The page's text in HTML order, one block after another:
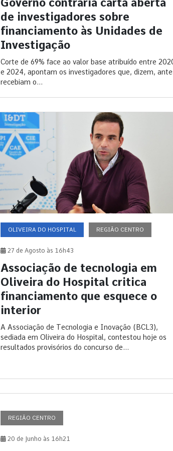
de investigadores sobre
financiamento às Unidades de
Investigação
Corte de 69% face ao valor base atribuído entre
e 2024, apontam os investigadores que, dizem,
recebiam o...
OLIVEIRA DO HOSPITAL REGIÃO CENTRO
27 de Agosto às 16h43
Associação de tecnologia em
Oliveira do Hospital critica
financiamento que esquece o
interior
A Associação de Tecnologia e Inovação (BCL3),
sediada em Oliveira do Hospital, contestou hoje os
resultados provisórios do concurso de...
REGIÃO CENTRO
20 de Junho às 16h21